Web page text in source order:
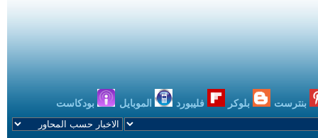
بنترست بلوكر فليبورد الموبايل بودكاست